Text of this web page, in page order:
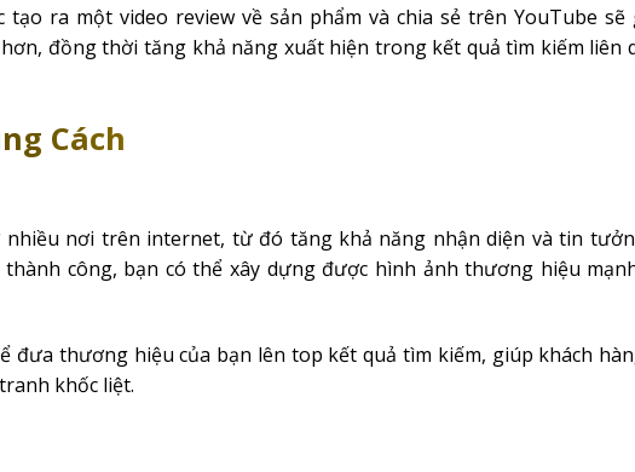
ra một video review về sản phẩm và chia sẻ trên YouTube sẽ
đồng thời tăng khả năng xuất hiện trong kết quả tìm kiếm liên
Cách
nơi trên internet, từ đó tăng khả năng nhận diện và tin
thành công, bạn có thể xây dựng được hình ảnh thương hiệu
đưa thương hiệu của bạn lên top kết quả tìm kiếm, giúp khách
khốc liệt.